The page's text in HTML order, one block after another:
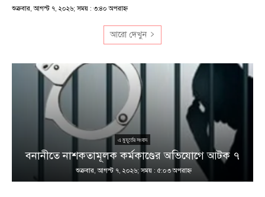
শুক্রবার, আগস্ট ৭, ২০২৬; সময় : ৩:৪০ অপরাহ্ণ
আরো দেখুন
এ মুহূর্তের সংবাদ
বনানীতে নাশকতামূলক কর্মকাণ্ডের অভিযোগে আটক ৭
শুক্রবার, আগস্ট ৭, ২০২৬; সময় : ৫:০৩ অপরাহ্ণ